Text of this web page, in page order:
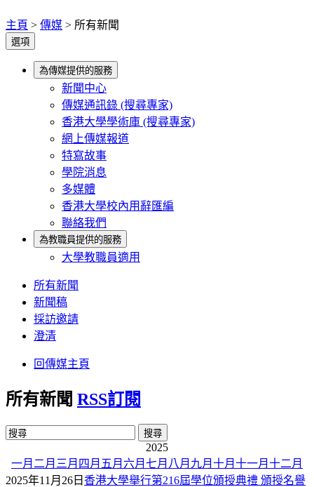
主頁 > 傳媒 > 所有新聞
選項
為傳媒提供的服務
新聞中心
傳媒通訊錄 (搜尋專家)
香港大學學術庫 (搜尋專家)
網上傳媒報道
特寫故事
學院消息
多媒體
香港大學校內用辭匯編
聯絡我們
為教職員提供的服務
大學教職員適用
所有新聞
新聞稿
採訪邀請
澄清
回傳媒主頁
所有新聞 RSS訂閱
2025
一月 二月 三月 四月 五月 六月 七月 八月 九月 十月 十一月 十二月
2025年11月26日 香港大學舉行第216屆學位頒授典禮 頒授名譽